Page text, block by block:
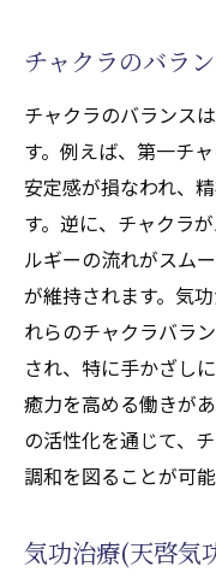
チャクラのバラ
チャクラのバランス
す。例えば、第一チ
安定感が損なわれ、
す。逆に、チャクラ
ルギーの流れがスム
が維持されます。気
れらのチャクラバラ
され、特に手かざし
癒力を高める働きが
の活性化を通じて、
調和を図ることが可能
気功治療(天啓気